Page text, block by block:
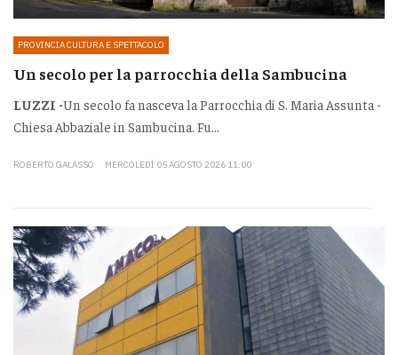
PROVINCIA CULTURA E SPETTACOLO
Un secolo per la parrocchia della Sambucina
LUZZI -Un secolo fa nasceva la Parrocchia di S. Maria Assunta -
Chiesa Abbaziale in Sambucina. Fu...
ROBERTO GALASSO MERCOLEDÌ 05 AGOSTO 2026 11:00